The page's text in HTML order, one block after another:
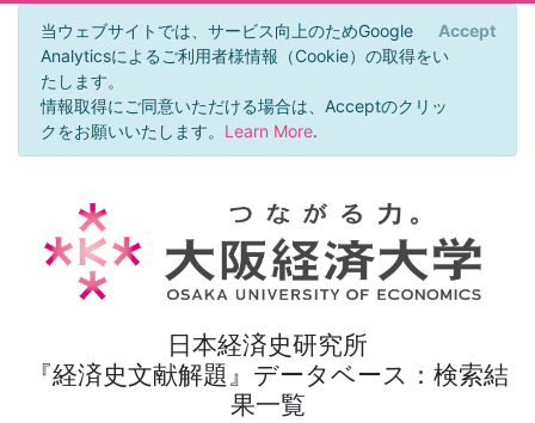
当ウェブサイトでは、サービス向上のためGoogle
Analyticsによるご利用者様情報（Cookie）の取得をい
たします。
情報取得にご同意いただける場合は、Acceptのクリッ
クをお願いいたします。 Learn More.
Accept
日本経済史研究所
『経済史文献解題』データベース：検索結
果一覧
×